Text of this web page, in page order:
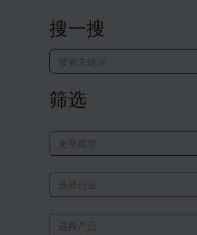
搜一搜
筛选
更新类型
选择行业
选择产品